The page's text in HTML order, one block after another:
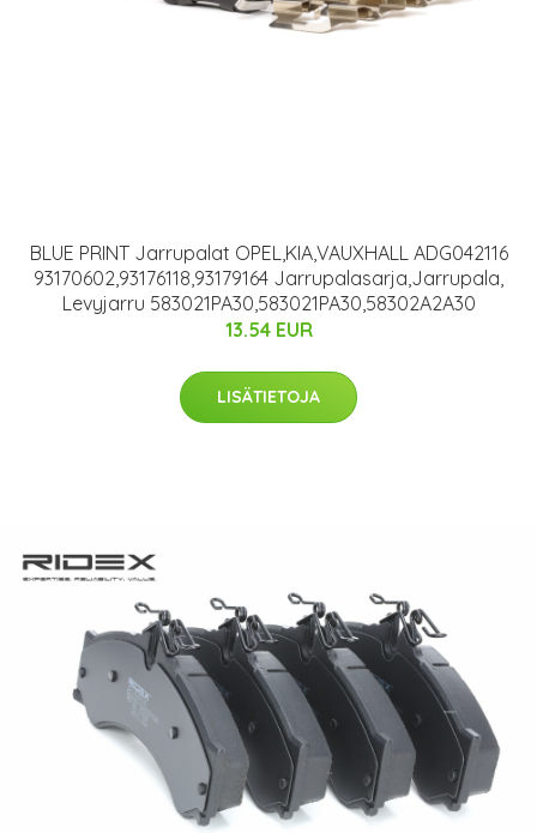
BLUE PRINT Jarrupalat OPEL,KIA,VAUXHALL ADG042116
93170602,93176118,93179164 Jarrupalasarja,Jarrupala,
Levyjarru 583021PA30,583021PA30,58302A2A30
13.54 EUR
LISÄTIETOJA